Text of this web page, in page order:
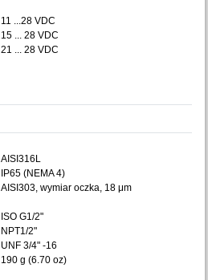
11 ...28 VDC
15 ... 28 VDC
21 ... 28 VDC
AISI316L
IP65 (NEMA 4)
AISI303, wymiar oczka, 18 μm
ISO G1/2"
NPT1/2"
UNF 3/4" -16
190 g (6.70 oz)